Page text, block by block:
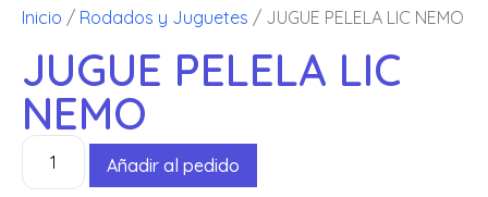
Inicio / Rodados y Juguetes / JUGUE PELELA LIC NEMO
JUGUE PELELA LIC
NEMO
Añadir al pedido